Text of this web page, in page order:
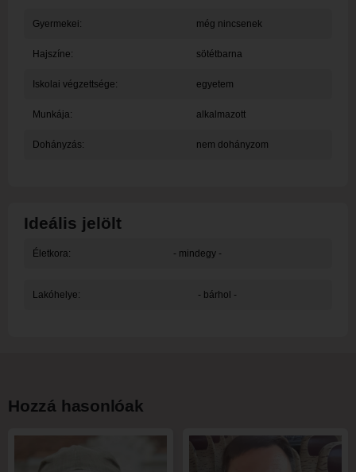
Gyermekei: még nincsenek
Hajszíne: sötétbarna
Iskolai végzettsége: egyetem
Munkája: alkalmazott
Dohányzás: nem dohányzom
Ideális jelölt
Életkora: - mindegy -
Lakóhelye: - bárhol -
Hozzá hasonlóak